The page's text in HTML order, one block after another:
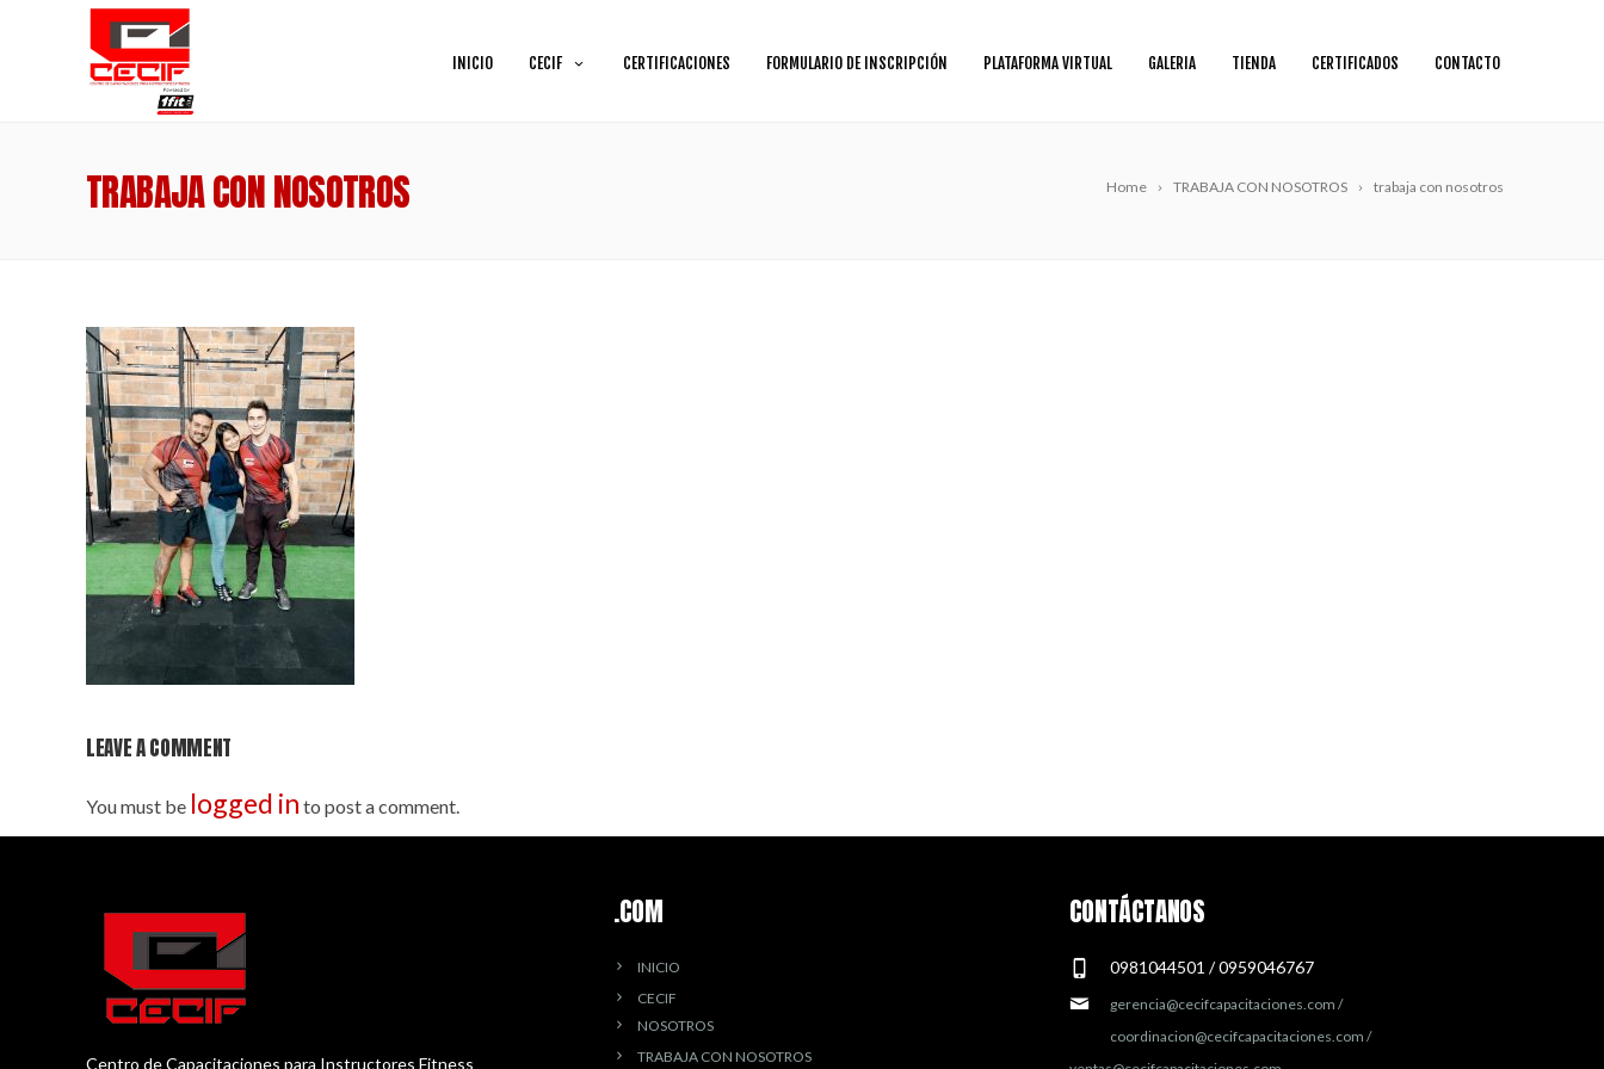
INICIO CECIF CERTIFICACIONES FORMULARIO DE INSCRIPCIÓN PLATAFORMA VIRTUAL GALERIA TIENDA CERTIFICADOS CONTACTO
Home TRABAJA CON NOSOTROS trabaja con nosotros
TRABAJA CON NOSOTROS
LEAVE A COMMENT
You must be logged in to post a comment.
Centro de Capacitaciones para Instructores Fitness
.COM
INICIO
CECIF
NOSOTROS
TRABAJA CON NOSOTROS
CONTÁCTANOS
0981044501 / 0959046767
gerencia@cecifcapacitaciones.com /
coordinacion@cecifcapacitaciones.com /